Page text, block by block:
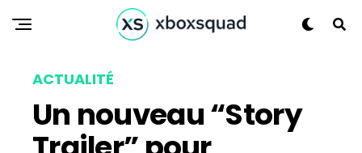
ACTUALITÉ
Un nouveau “Story